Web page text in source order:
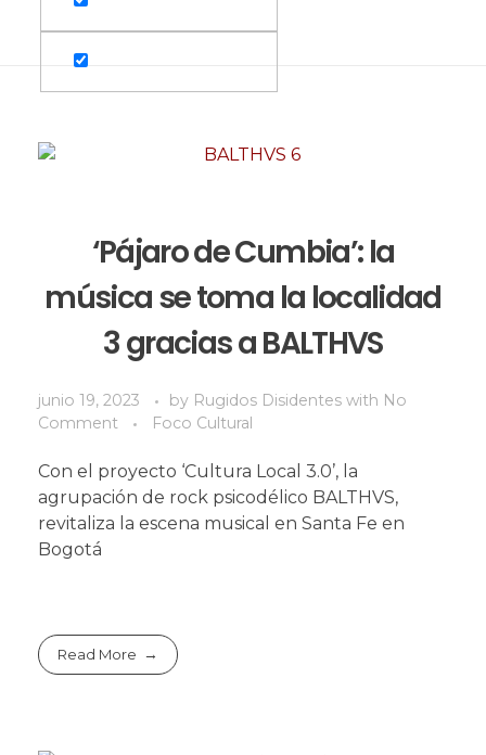
‘Pájaro de Cumbia’: la
música se toma la localidad
3 gracias a BALTHVS
junio 19, 2023 by Rugidos Disidentes with No
Comment
Foco Cultural
Con el proyecto ‘Cultura Local 3.0’, la
agrupación de rock psicodélico BALTHVS,
revitaliza la escena musical en Santa Fe en
Bogotá
Read More